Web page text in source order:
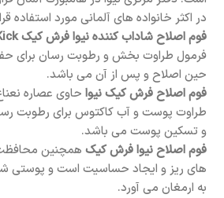
در اکثر خانواده های آلمانی مورد استفاده
فوم اصلاح شاداب کننده نیوا فرش کیک Nivea Fresh Kick
فرمول طراوت بخش و رطوبت رسان برای
حین اصلاح و پس از آن می باشد.
فوم اصلاح فرش کیک نیوا حاوی عصاره
طراوت پوست و آب کاکتوس برای رطوبت
و تسکین پوست می باشد.
فوم اصلاح نیوا فرش کیک همچنین محافظت
های ریز و ایجاد حساسیت است و پوستی
به ارمغان می آورد.